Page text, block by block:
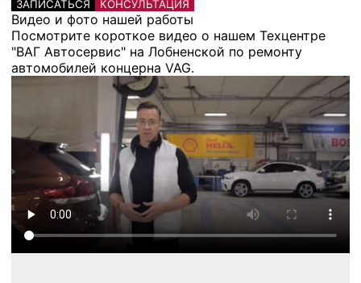
ЗАПИСАТЬСЯ КОНСУЛЬТАЦИЯ
Видео и фото нашей работы
Посмотрите короткое видео о нашем Техцентре
"ВАГ Автосервис" на Лобненской по ремонту
автомобилей концерна VAG.